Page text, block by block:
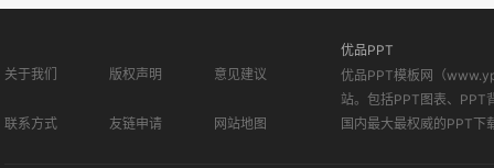
关于我们 版权声明 意见建议
联系方式 友链申请 网站地图
优品PPT
优品PPT模板网（
站。包括PPT图表、PPT
国内最大最权威的PPT下